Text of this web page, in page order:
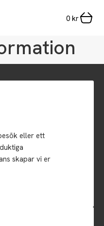
0 kr
eller ett
skapar vi er